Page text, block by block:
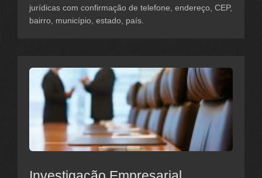
jurídicas com confirmação de telefone, endereço, CEP,
bairro, município, estado, país.